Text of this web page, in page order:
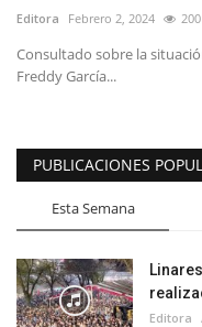
Editora Febrero 2, 2024 200
Consultado sobre la
Freddy García...
PUBLICACIONES
Esta Semana
Editora